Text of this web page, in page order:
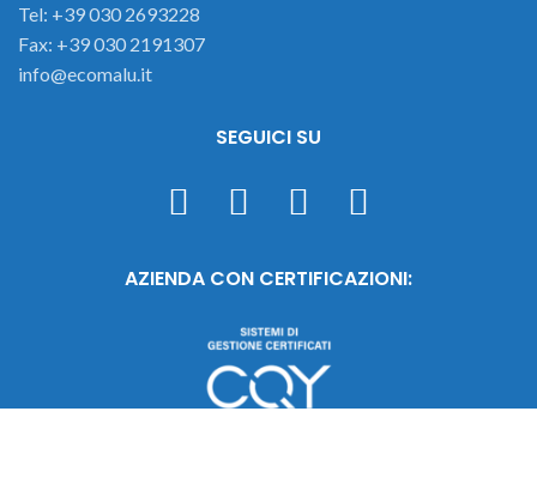
Tel: +39 030 2693228
Fax: +39 030 2191307
info@ecomalu.it
SEGUICI SU
AZIENDA CON CERTIFICAZIONI: